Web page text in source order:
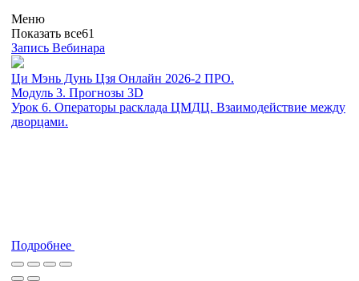
Меню
Показать все61
Запись Вебинара
Ци Мэнь Дунь Цзя Онлайн 2026-2 ПРО.
Модуль 3. Прогнозы 3D
Урок 6. Операторы расклада ЦМДЦ. Взаимодействие между
дворцами.
Подробнее